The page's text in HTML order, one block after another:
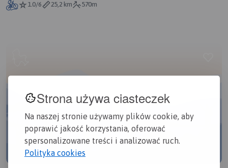
Strona używa ciasteczek
Na naszej stronie używamy plików cookie, aby
poprawić jakość korzystania, oferować
spersonalizowane treści i analizować ruch.
Polityka cookies
1.0/6
25,2 km 570m